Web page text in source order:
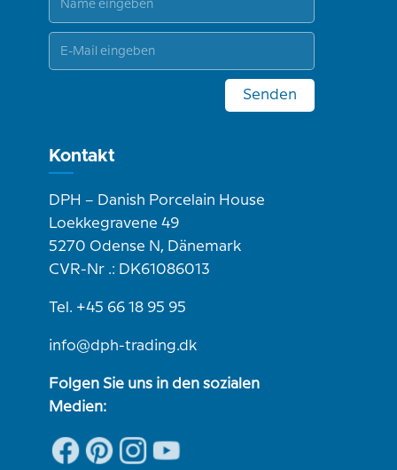
Senden
Kontakt
DPH – Danish Porcelain House
Loekkegravene 49
5270 Odense N, Dänemark
CVR-Nr .: DK61086013
Tel. +45 66 18 95 95
info@dph-trading.dk
Folgen Sie uns in den sozialen
Medien: